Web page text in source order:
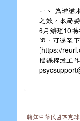
一、 為增進
之效，本局
6月辦理10
師，可逕至
( https://
揭課程或工
轉知中華民國匹克